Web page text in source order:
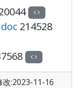
214528
改:2023-11-16